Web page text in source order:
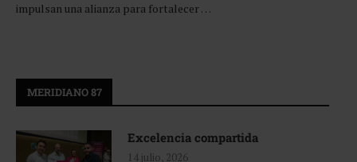
impulsan una alianza para fortalecer …
MERIDIANO 87
Excelencia compartida
14 julio, 2026